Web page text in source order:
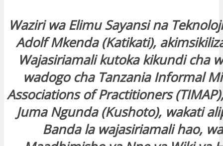
Waziri wa Elimu Sayansi na
Adolf Mkenda (Katikati),
Wajasiriamali kutoka kikundi cha
wadogo cha Tanzania Informal
Associations of Practitioners
Juma Ngunda (Kushoto), wakati
Banda la wajasiriamali hao,